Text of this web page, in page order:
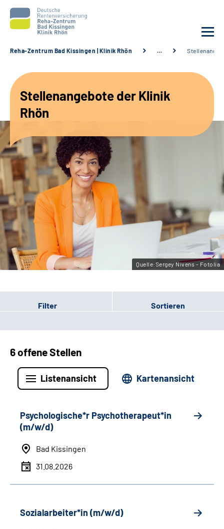
Unsere Angebote
Karriere
Sozialdienste & Zuweisende
Suche
Leichte Sprache
Gebärdensprache
Reha-Zentrum Bad Kissingen | Klinik Rhön …
Stellenangebote der Klinik
Rhön
Quelle:Sergey Nivens - Fotolia
Filter Sortieren
6 offene Stellen
Listenansicht Kartenansicht
Psychologische*r Psychotherapeut*in
(m/w/d)
Bad Kissingen
31.08.2026
Sozialarbeiter*in (m/w/d)